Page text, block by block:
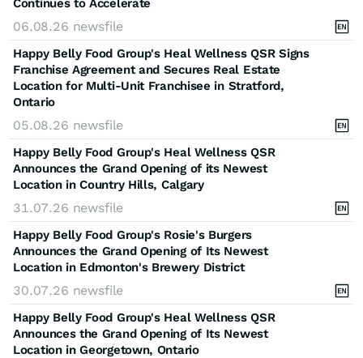
Continues to Accelerate
06.08.26 newsfile
Happy Belly Food Group's Heal Wellness QSR Signs
Franchise Agreement and Secures Real Estate
Location for Multi-Unit Franchisee in Stratford,
Ontario
05.08.26 newsfile
Happy Belly Food Group's Heal Wellness QSR
Announces the Grand Opening of its Newest
Location in Country Hills, Calgary
31.07.26 newsfile
Happy Belly Food Group's Rosie's Burgers
Announces the Grand Opening of Its Newest
Location in Edmonton's Brewery District
30.07.26 newsfile
Happy Belly Food Group's Heal Wellness QSR
Announces the Grand Opening of Its Newest
Location in Georgetown, Ontario